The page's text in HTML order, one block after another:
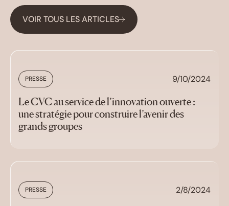
VOIR TOUS LES ARTICLES
PRESSE 9/10/2024
Le CVC au service de l’innovation ouverte :
une stratégie pour construire l’avenir des
grands groupes
PRESSE 2/8/2024